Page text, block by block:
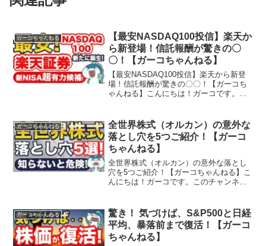
ガーコちゃんねる
【最安NASDAQ100投信】楽天か
ら新登場！信託報酬が驚きの〇
〇！【ガーコちゃんねる】
【最安NASDAQ100投信】楽天から新登
場！信託報酬が驚きの〇〇！【ガーコち
ゃんねる】こんにちは！ガーコです。こ
さ」スマホやネットが苦手、情報が多す
ぎて困る、そうした方に...
ガーコちゃんねる
全世界株式（オルカン）の意外な
落とし穴を5つご紹介！【ガーコ
ちゃんねる】
全世界株式（オルカン）の意外な落とし
穴を5つご紹介！【ガーコちゃんねる】こ
んにちは！ガーコです。このチャンネル
が苦手、情報が多すぎて困る、そうした
方に鮮度高くわかりや...
ガーコちゃんねる
驚き！ 気づけば、S&P500と日経
平均、暴落前まで復活！【ガーコ
ちゃんねる】